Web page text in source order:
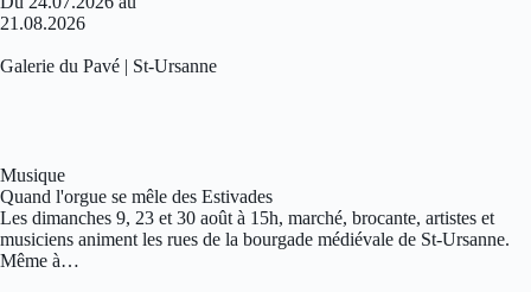
21.08.2026
Galerie du Pavé | St-Ursanne
Musique
Quand l'orgue se mêle des Estivades
Les dimanches 9, 23 et 30 août à 15h, marché, brocante, artistes et
musiciens animent les rues de la bourgade médiévale de St-Ursanne.
Même à…